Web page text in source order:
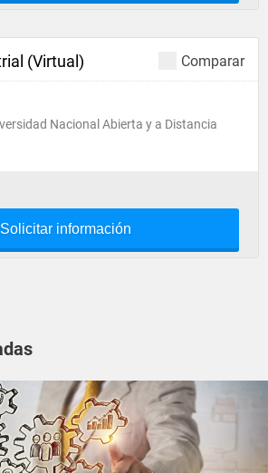
Comparar
(Virtual)
Nacional Abierta y a Distancia
Solicitar información